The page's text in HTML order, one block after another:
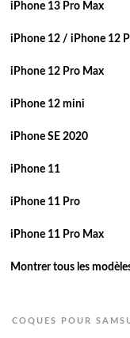
iPhone 13 Pro Max
iPhone 12 / iPhone 12
iPhone 12 Pro Max
iPhone 12 mini
iPhone SE 2020
iPhone 11
iPhone 11 Pro
iPhone 11 Pro Max
Montrer tous les
COQUES POUR